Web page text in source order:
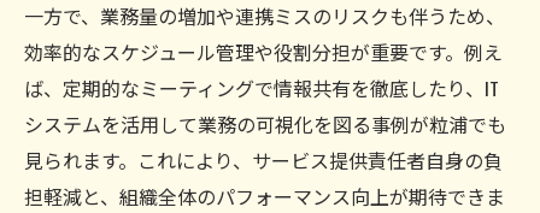
一方で、業務量の増加や連携ミスのリスクも伴うため、
効率的なスケジュール管理や役割分担が重要です。例え
ば、定期的なミーティングで情報共有を徹底したり、IT
システムを活用して業務の可視化を図る事例が粒浦でも
見られます。これにより、サービス提供責任者自身の負
担軽減と、組織全体のパフォーマンス向上が期待できま